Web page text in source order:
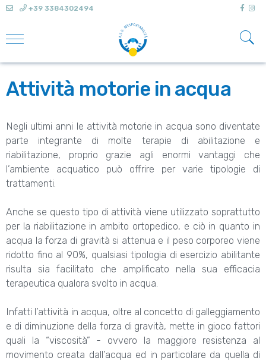
+39 3384302494
Attività motorie in acqua
Negli ultimi anni le attività motorie in acqua sono diventate
parte integrante di molte terapie di abilitazione e
riabilitazione, proprio grazie agli enormi vantaggi che
l’ambiente acquatico può offrire per varie tipologie di
trattamenti.
Anche se questo tipo di attività viene utilizzato soprattutto
per la riabilitazione in ambito ortopedico, e ciò in quanto in
acqua la forza di gravità si attenua e il peso corporeo viene
ridotto fino al 90%, qualsiasi tipologia di esercizio abilitante
risulta sia facilitato che amplificato nella sua efficacia
terapeutica qualora svolto in acqua.
Infatti l’attività in acqua, oltre al concetto di galleggiamento
e di diminuzione della forza di gravità, mette in gioco fattori
quali la “viscosità” - ovvero la maggiore resistenza al
movimento creata dall’acqua ed in particolare da quella di